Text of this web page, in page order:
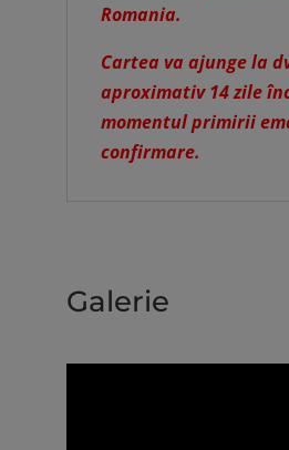
Romania.
Cartea va ajunge la
aproximativ 14 zile
momentul primirii
confirmare.
Galerie